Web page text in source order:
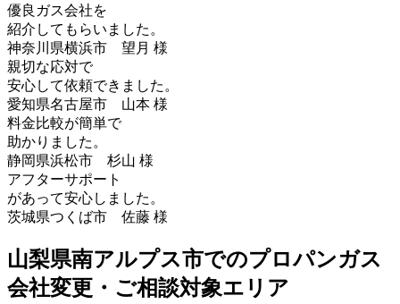
優良ガス会社を
紹介してもらいました。
神奈川県横浜市 望月 様
親切な応対で
安心して依頼できました。
愛知県名古屋市 山本 様
料金比較が簡単で
助かりました。
静岡県浜松市 杉山 様
アフターサポート
があって安心しました。
茨城県つくば市 佐藤 様
山梨県南アルプス市でのプロパンガス
会社変更・ご相談対象エリア